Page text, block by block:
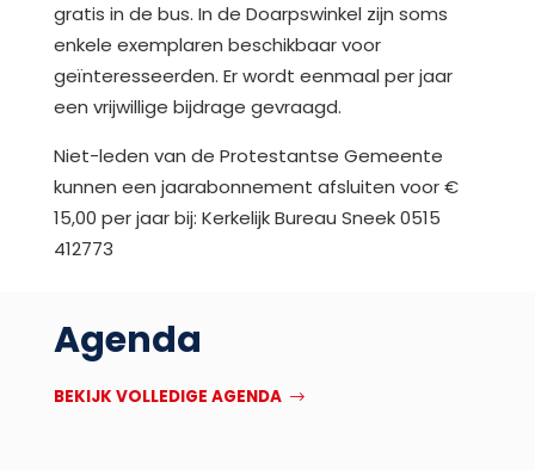
gratis in de bus. In de Doarpswinkel zijn soms
enkele exemplaren beschikbaar voor
geïnteresseerden. Er wordt eenmaal per jaar
een vrijwillige bijdrage gevraagd.
Niet-leden van de Protestantse Gemeente
kunnen een jaarabonnement afsluiten voor €
15,00 per jaar bij: Kerkelijk Bureau Sneek 0515
412773
Agenda
BEKIJK VOLLEDIGE AGENDA